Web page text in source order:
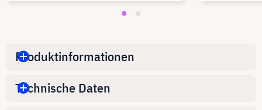
Produktinformationen
Technische Daten